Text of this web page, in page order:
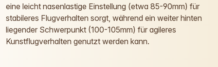
eine leicht nasenlastige Einstellung (etwa 85-90mm) für
stabileres Flugverhalten sorgt, während ein weiter hinten
liegender Schwerpunkt (100-105mm) für agileres
Kunstflugverhalten genutzt werden kann.